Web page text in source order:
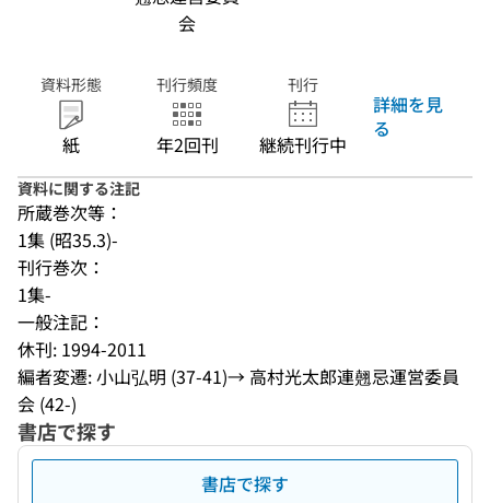
会
資料形態
紙
刊行頻度
年2回刊
刊行
継続刊行中
詳細を見
る
資料に関する注記
所蔵巻次等：
1集 (昭35.3)-
刊行巻次：
1集-
一般注記：
休刊: 1994-2011
編者変遷: 小山弘明 (37-41)→ 高村光太郎連翹忌運営委員
会 (42-)
書店で探す
書店で探す